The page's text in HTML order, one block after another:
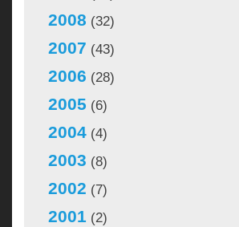
2008 (32)
2007 (43)
2006 (28)
2005 (6)
2004 (4)
2003 (8)
2002 (7)
2001 (2)